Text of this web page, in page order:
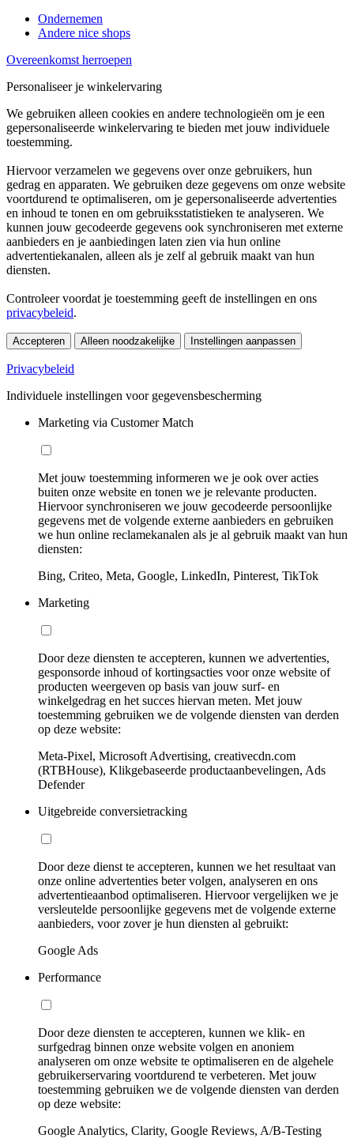
Ondernemen
Andere nice shops
Overeenkomst herroepen
Personaliseer je winkelervaring
We gebruiken alleen cookies en andere technologieën om je een
gepersonaliseerde winkelervaring te bieden met jouw individuele
toestemming.
Hiervoor verzamelen we gegevens over onze gebruikers, hun
gedrag en apparaten. We gebruiken deze gegevens om onze website
voortdurend te optimaliseren, om je gepersonaliseerde advertenties
en inhoud te tonen en om gebruiksstatistieken te analyseren. We
kunnen jouw gecodeerde gegevens ook synchroniseren met externe
aanbieders en je aanbiedingen laten zien via hun online
advertentiekanalen, alleen als je zelf al gebruik maakt van hun
diensten.
Controleer voordat je toestemming geeft de instellingen en ons
privacybeleid.
Accepteren Alleen noodzakelijke Instellingen aanpassen
Privacybeleid
Individuele instellingen voor gegevensbescherming
Marketing via Customer Match
Met jouw toestemming informeren we je ook over acties
buiten onze website en tonen we je relevante producten.
Hiervoor synchroniseren we jouw gecodeerde persoonlijke
gegevens met de volgende externe aanbieders en gebruiken
we hun online reclamekanalen als je al gebruik maakt van hun
diensten:
Bing, Criteo, Meta, Google, LinkedIn, Pinterest, TikTok
Marketing
Door deze diensten te accepteren, kunnen we advertenties,
gesponsorde inhoud of kortingsacties voor onze website of
producten weergeven op basis van jouw surf- en
winkelgedrag en het succes hiervan meten. Met jouw
toestemming gebruiken we de volgende diensten van derden
op deze website:
Meta-Pixel, Microsoft Advertising, creativecdn.com
(RTBHouse), Klikgebaseerde productaanbevelingen, Ads
Defender
Uitgebreide conversietracking
Door deze dienst te accepteren, kunnen we het resultaat van
onze online advertenties beter volgen, analyseren en ons
advertentieaanbod optimaliseren. Hiervoor vergelijken we je
versleutelde persoonlijke gegevens met de volgende externe
aanbieders, voor zover je hun diensten al gebruikt:
Google Ads
Performance
Door deze diensten te accepteren, kunnen we klik- en
surfgedrag binnen onze website volgen en anoniem
analyseren om onze website te optimaliseren en de algehele
gebruikerservaring voortdurend te verbeteren. Met jouw
toestemming gebruiken we de volgende diensten van derden
op deze website:
Google Analytics, Clarity, Google Reviews, A/B-Testing